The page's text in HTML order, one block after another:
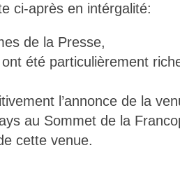
ci-après en intérgalité:
de la Presse,
été particulièrement
l’annonce de la
au Sommet de la
cette venue.